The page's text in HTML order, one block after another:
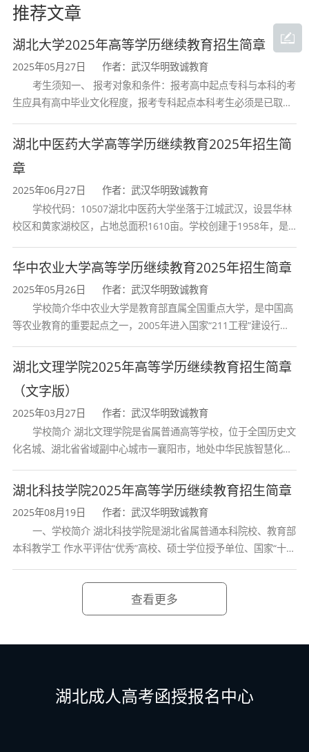
目：政治、外语、民法，其中政治和英语是公共
科目，民法属于专业基础课。
学历学位
学生学习期间，学完教学计划规定的全部课程，
考试合格者，由学校颁发国家教育部统一印制的
成人教育本科毕业证书，国家承认学历,对于符合
学位要求的学生颁发学士学位证。
就业前景
1.成考专升本法学专业的发展前景好，专业性
强，薪资福利好，并且法学考公可选择性岗位也
比较多。成考法学专业的就业方向可以是: 从事审
判、检察、司法行政、律师、公安等实际工作;从
事立法、法学教育、法学研究以及行政管理和公
司、企业的法律顾问等工作。
2.考公务员对成考法学专业的考生也是比较好的
一个选择。如果成考考生的英语听说能力也比较
强，去做律师更是深受经济全球化的庇荫，前途
一片光明
随着时代的发展，学历成了硬条件，做什么都要
提学历，干什么都要说学历，甚至是一个基本衡
至是一个基本衡量人的自身修养随着时代的发
推荐文章
湖北大学2025年高等学历继续教育招生简章
2025年05月27日
作者：武汉华明致诚教育
考生须知一、 报考对象和条件：报考高中起点专科与本科的考
生应具有高中毕业文化程度，报考专科起点本科考生必须是已取得
构颁发的大学专科毕业证书的人
湖北中医药大学高等学历继续教育2025年招生简
章
2025年06月27日
作者：武汉华明致诚教育
学校代码：10507湖北中医药大学坐落于江城武汉，设昙华林
校区和黄家湖校区，占地总面积1610亩。学校创建于1958年，是
育和最早开办中医研究
华中农业大学高等学历继续教育2025年招生简章
2025年05月26日
作者：武汉华明致诚教育
学校简介华中农业大学是教育部直属全国重点大学，是中国高
等农业教育的重要起点之一，2005年进入国家“211工程”建设行
首轮“双一流”成效
湖北文理学院2025年高等学历继续教育招生简章
（文字版）
2025年03月27日
作者：武汉华明致诚教育
学校简介 湖北文理学院是省属普通高等学校，位于全国历史文
化名城、湖北省省域副中心城市一襄阳市，地处中华民族智慧化身
学校、全国普通
湖北科技学院2025年高等学历继续教育招生简章
2025年08月19日
作者：武汉华明致诚教育
一、学校简介 湖北科技学院是湖北省属普通本科院校、教育部
本科教学工 作水平评估“优秀”高校、硕士学位授予单位、国家“十三
查看更多
湖北成人高考函授报名中心